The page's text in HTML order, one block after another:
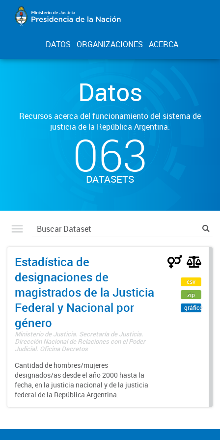
DATOS ORGANIZACIONES ACERCA
Datos
Recursos acerca del funcionamiento del sistema de
justicia de la República Argentina.
063
DATASETS
Estadística de
designaciones de
magistrados de la Justicia
Federal y Nacional por
género
Ministerio de Justicia. Secretaría de Justicia.
Dirección Nacional de Relaciones con el Poder
Judicial. Oficina Decretos
Cantidad de hombres/mujeres
designados/as desde el año 2000 hasta la
fecha, en la justicia nacional y de la justicia
federal de la República Argentina.
csv
zip
gráfico